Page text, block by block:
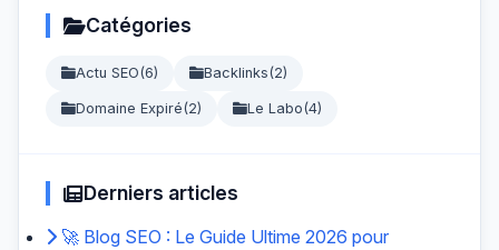
Catégories
Actu SEO(6) Backlinks(2)
Domaine Expiré(2) Le Labo(4)
Derniers articles
🚀 Blog SEO : Le Guide Ultime 2026 pour